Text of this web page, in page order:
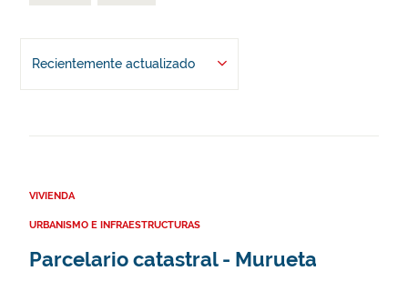
Recientemente actualizado
VIVIENDA
URBANISMO E INFRAESTRUCTURAS
Parcelario catastral - Murueta